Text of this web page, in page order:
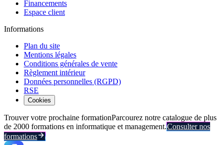
Financements
Espace client
Informations
Plan du site
Mentions légales
Conditions générales de vente
Règlement intérieur
Données personnelles (RGPD)
RSE
Cookies
Trouver votre prochaine formationParcourez notre catalogue de plus
de 2000 formations en informatique et management.Consulter nos
formations